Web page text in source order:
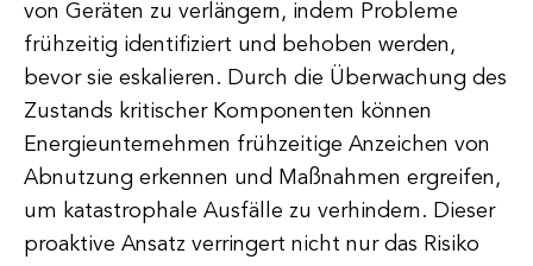
von Geräten zu verlängern, indem Probleme
frühzeitig identifiziert und behoben werden,
bevor sie eskalieren. Durch die Überwachung des
Zustands kritischer Komponenten können
Energieunternehmen frühzeitige Anzeichen von
Abnutzung erkennen und Maßnahmen ergreifen,
um katastrophale Ausfälle zu verhindern. Dieser
proaktive Ansatz verringert nicht nur das Risiko